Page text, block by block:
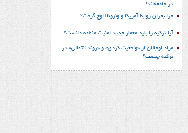
در جامعه‌اند!
چرا بحران روابط آمریکا و ونزوئلا اوج گرفت؟
آیا ترکیه را باید معمار جدید امنیت منطقه دانست؟
مراد اوجالان از «واقعیت کُردی» و «روند انتقالی» در
ترکیه چیست؟